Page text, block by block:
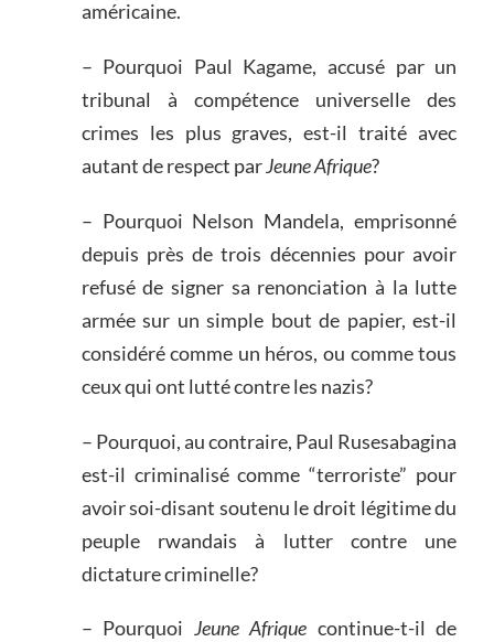
américaine.
– Pourquoi Paul Kagame, accusé par un
tribunal à compétence universelle des
crimes les plus graves, est-il traité avec
autant de respect parJeune Afrique?
– Pourquoi Nelson Mandela, emprisonné
depuis près de trois décennies pour avoir
refusé de signer sa renonciation à la lutte
armée sur un simple bout de papier, est-il
considéré comme un héros, ou comme tous
ceux qui ont lutté contre les nazis?
– Pourquoi, au contraire, Paul Rusesabagina
est-il criminalisé comme “terroriste” pour
avoir soi-disant soutenu le droit légitime du
peuple rwandais à lutter contre une
dictature criminelle?
– Pourquoi Jeune Afrique continue-t-il de